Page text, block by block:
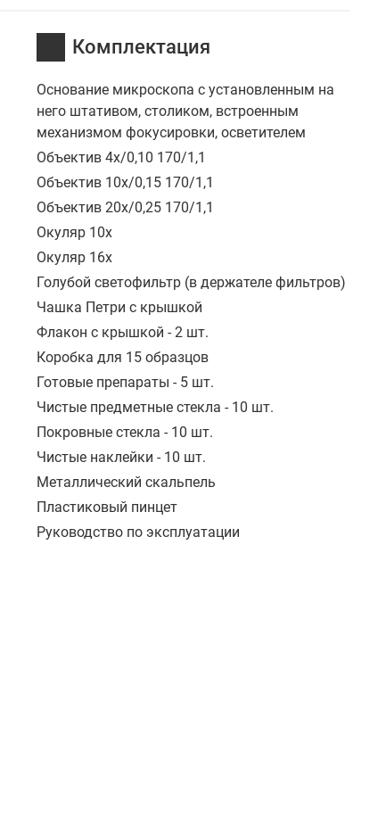
Комплектация
Основание микроскопа с установленным на
него штативом, столиком, встроенным
механизмом фокусировки, осветителем
Объектив 4х/0,10 170/1,1
Объектив 10х/0,15 170/1,1
Объектив 20х/0,25 170/1,1
Окуляр 10х
Окуляр 16х
Голубой светофильтр (в держателе фильтров)
Чашка Петри с крышкой
Флакон с крышкой - 2 шт.
Коробка для 15 образцов
Готовые препараты - 5 шт.
Чистые предметные стекла - 10 шт.
Покровные стекла - 10 шт.
Чистые наклейки - 10 шт.
Металлический скальпель
Пластиковый пинцет
Руководство по эксплуатации